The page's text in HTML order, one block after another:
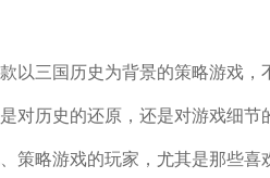
以三国历史为背景的策略游戏
对历史的还原，还是对游戏细
策略游戏的玩家，尤其是那些